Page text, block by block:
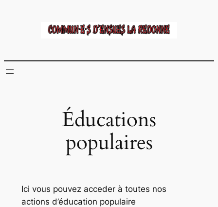
Éducations
populaires
Ici vous pouvez acceder à toutes nos
actions d’éducation populaire